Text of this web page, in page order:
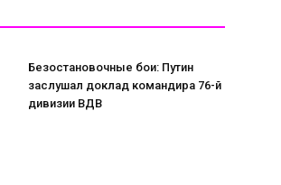
Безостановочные бои: Путин
заслушал доклад командира 76-й
дивизии ВДВ